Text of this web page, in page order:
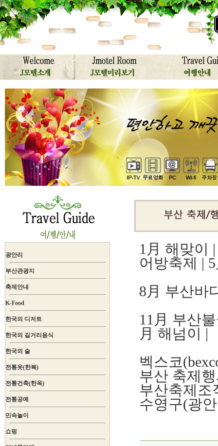
광안리
부산관광지
축제안내
K-Food
한국의 디저트
한국의 길거리음식
한국의 술
전통옷(한복)
전통건축(한옥)
전통공예
민속놀이
쇼핑
1月 해맞이
어방축제 |
8月 부산바
11月 부산
月 해넘이 |
벡스코
부산 축제
부산축제
수영구(광